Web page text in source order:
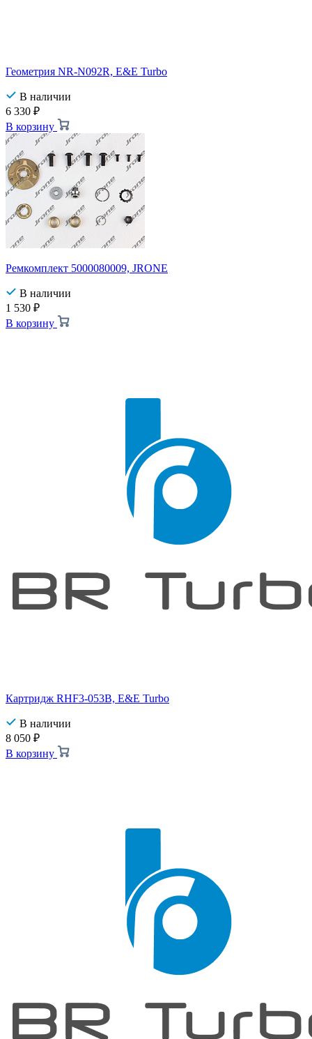
Геометрия NR-N092R, E&E Turbo
В наличии
6 330 ₽
В корзину
Ремкомплект 5000080009, JRONE
В наличии
1 530 ₽
В корзину
Картридж RHF3-053B, E&E Turbo
В наличии
8 050 ₽
В корзину